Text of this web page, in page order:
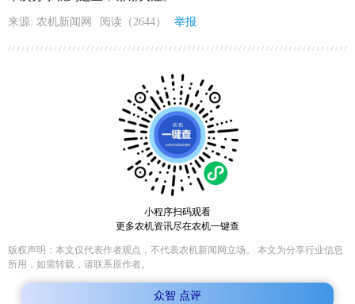
来源: 农机新闻网 阅读（2644） 举报
小程序扫码观看
更多农机资讯尽在农机一键查
版权声明：本文仅代表作者观点，不代表农机新闻网立场。 本文为分享行业信息
所用，如需转载，请联系原作者。
众智 点评